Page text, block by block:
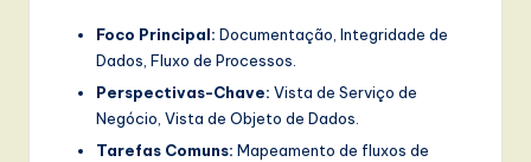
Foco Principal: Documentação, Integridade de
Dados, Fluxo de Processos.
Perspectivas-Chave: Vista de Serviço de
Negócio, Vista de Objeto de Dados.
Tarefas Comuns: Mapeamento de fluxos de